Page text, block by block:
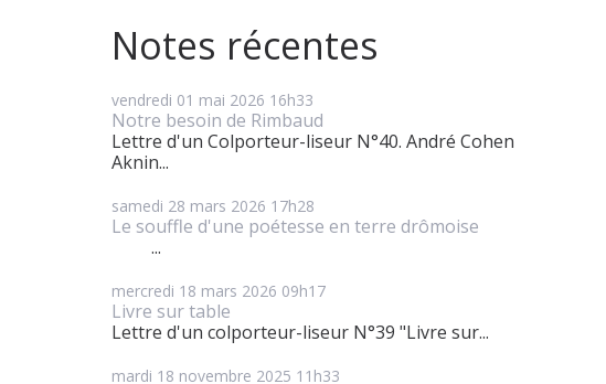
Notes récentes
vendredi 01 mai 2026 16h33
Notre besoin de Rimbaud
Lettre d'un Colporteur-liseur N°40. André Cohen
Aknin...
samedi 28 mars 2026 17h28
Le souffle d'une poétesse en terre drômoise
...
mercredi 18 mars 2026 09h17
Livre sur table
Lettre d'un colporteur-liseur N°39 "Livre sur...
mardi 18 novembre 2025 11h33